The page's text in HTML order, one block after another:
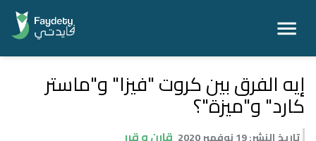
إيه الفرق بين كروت "فيزا" و"ماستر
كارد" و"ميزة"؟
قارن و قرر